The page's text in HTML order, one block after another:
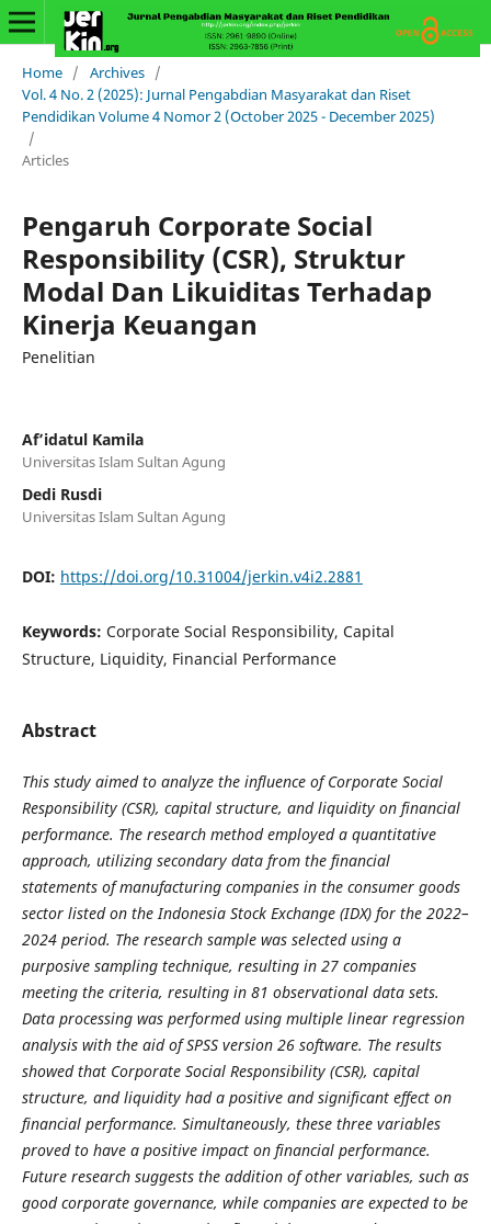
Home / Archives /
Vol. 4 No. 2 (2025): Jurnal Pengabdian Masyarakat dan Riset
Pendidikan Volume 4 Nomor 2 (October 2025 - December 2025)
/
Articles
Pengaruh Corporate Social
Responsibility (CSR), Struktur
Modal Dan Likuiditas Terhadap
Kinerja Keuangan
Penelitian
Af’idatul Kamila
Universitas Islam Sultan Agung
Dedi Rusdi
Universitas Islam Sultan Agung
DOI: https://doi.org/10.31004/jerkin.v4i2.2881
Keywords: Corporate Social Responsibility, Capital
Structure, Liquidity, Financial Performance
Abstract
This study aimed to analyze the influence of Corporate Social
Responsibility (CSR), capital structure, and liquidity on financial
performance. The research method employed a quantitative
approach, utilizing secondary data from the financial
statements of manufacturing companies in the consumer goods
sector listed on the Indonesia Stock Exchange (IDX) for the 2022–
2024 period. The research sample was selected using a
purposive sampling technique, resulting in 27 companies
meeting the criteria, resulting in 81 observational data sets.
Data processing was performed using multiple linear regression
analysis with the aid of SPSS version 26 software. The results
showed that Corporate Social Responsibility (CSR), capital
structure, and liquidity had a positive and significant effect on
financial performance. Simultaneously, these three variables
proved to have a positive impact on financial performance.
Future research suggests the addition of other variables, such as
good corporate governance, while companies are expected to be